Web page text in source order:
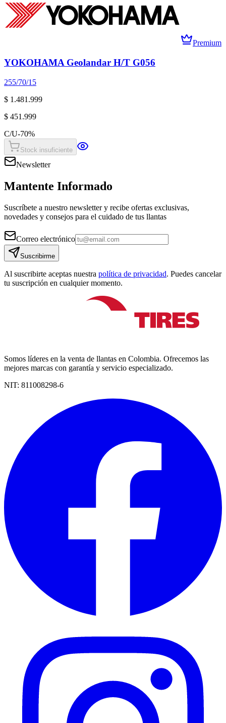
Premium
YOKOHAMA Geolandar H/T G056
255/70/15
$ 1.481.999
$ 451.999
C/U-70%
Stock insuficiente
Newsletter
Mantente Informado
Suscríbete a nuestro newsletter y recibe ofertas exclusivas,
novedades y consejos para el cuidado de tus llantas
Correo electrónico
Suscribirme
Al suscribirte aceptas nuestra política de privacidad. Puedes cancelar
tu suscripción en cualquier momento.
Somos líderes en la venta de llantas en Colombia. Ofrecemos las
mejores marcas con garantía y servicio especializado.
NIT: 811008298-6